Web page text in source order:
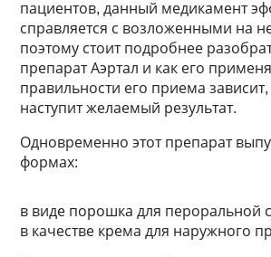
пациентов, данный медикамент
справляется с возложенными на
поэтому стоит подробнее
препарат Аэртал и как его
правильности его приема
наступит желаемый результат.
Одновременно этот препарат
формах:
в виде порошка для пероральной
в качестве крема для наружного